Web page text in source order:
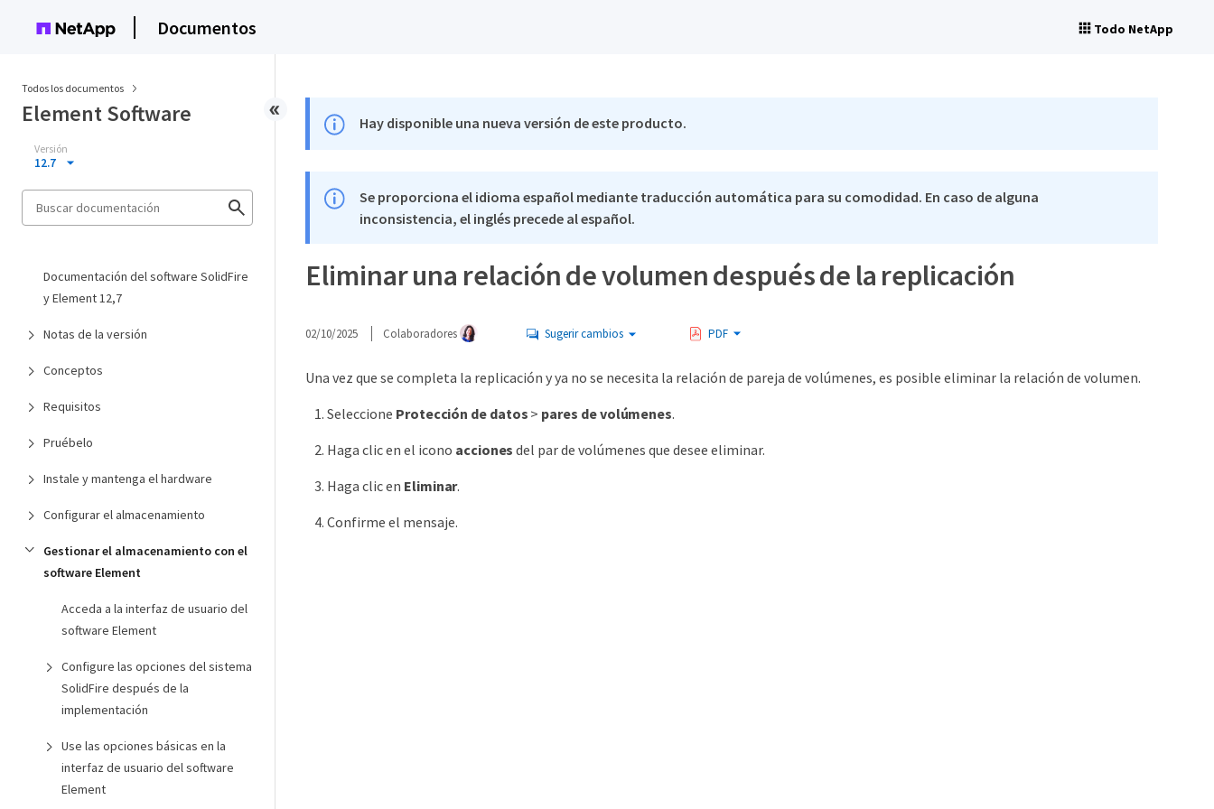
Documentos Todo NetApp
Todos los documentos
Element Software
Versión
12.7
Documentación del software SolidFire
y Element 12,7
Notas de la versión
Conceptos
Requisitos
Pruébelo
Instale y mantenga el hardware
Configurar el almacenamiento
Gestionar el almacenamiento con el
software Element
Acceda a la interfaz de usuario del
software Element
Configure las opciones del sistema
SolidFire después de la
implementación
Use las opciones básicas en la
interfaz de usuario del software
Element
Hay disponible una nueva versión de este producto.
Se proporciona el idioma español mediante traducción automática para su comodidad. En caso de alguna
inconsistencia, el inglés precede al español.
Eliminar una relación de volumen después de la replicación
02/10/2025 Colaboradores Sugerir cambios PDF
Una vez que se completa la replicación y ya no se necesita la relación de pareja de volúmenes, es posible eliminar la relación de volumen.
Seleccione Protección de datos > pares de volúmenes.
Haga clic en el icono acciones del par de volúmenes que desee eliminar.
Haga clic en Eliminar.
Confirme el mensaje.